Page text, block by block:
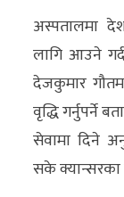
अस्पतालमा
लागि आउने
देजकुमार
वृद्धि गर्नुपर्ने
सेवामा दिने
सके क्यान्सरका